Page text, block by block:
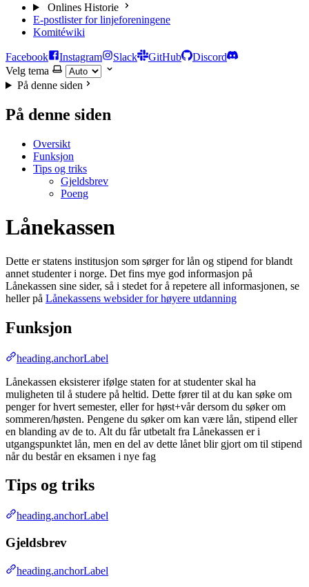
Onlines Historie
E-postlister for linjeforeningene
Komitéwiki
Facebook Instagram Slack GitHub
Discord
Velg tema
På denne siden
På denne siden
Oversikt
Funksjon
Tips og triks
Gjeldsbrev
Poeng
Lånekassen
Dette er statens institusjon som sørger for lån og stipend for blandt
annet studenter i norge. Det fins mye god informasjon på
Lånekassen sine sider, så i stedet for å repetere all informasjonen, se
heller på Lånekassens websider for høyere utdanning
Funksjon
heading.anchorLabel
Lånekassen eksisterer ifølge staten for at studenter skal ha
muligheten til å studere på heltid. Dette fører til at du kan søke om
penger for hvert semester, eller for høst+vår dersom du søker om
sommeren/høsten. Pengene du søker om kan være lån, stipend eller
en blanding av de to. Alt du får utbetalt fra Lånekassen er i
utgangspunktet lån, men en del av dette lånet blir gjort om til stipend
når du består en eksamen i nye fag
Tips og triks
heading.anchorLabel
Gjeldsbrev
heading.anchorLabel